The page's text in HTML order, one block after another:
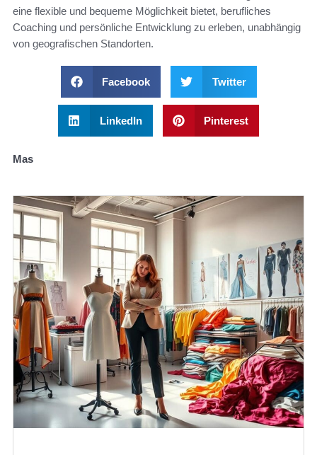
eine flexible und bequeme Möglichkeit bietet, berufliches
Coaching und persönliche Entwicklung zu erleben, unabhängig
von geografischen Standorten.
Facebook Twitter
LinkedIn Pinterest
Mas